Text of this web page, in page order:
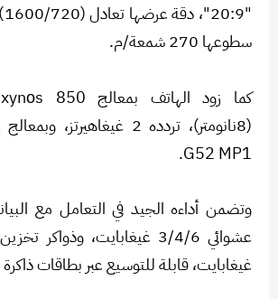
سطوعها 270 شمعة/م.
G52 MP1.
وتضمن أداءه الجيد في التعامل مع
غيغابايت، قابلة للتوسيع عبر بطاقات